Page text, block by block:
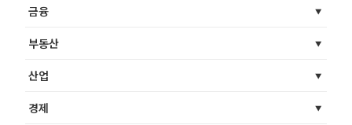
금융
부동산
산업
경제